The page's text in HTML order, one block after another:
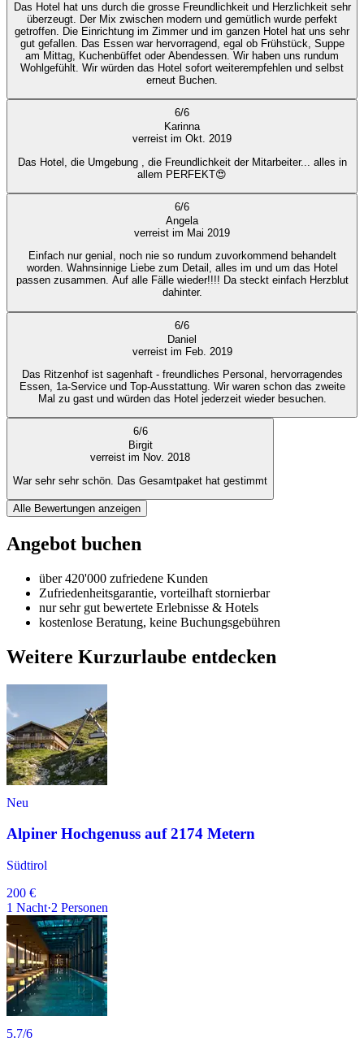
Das Hotel hat uns durch die grosse Freundlichkeit und Herzlichkeit sehr
überzeugt. Der Mix zwischen modern und gemütlich wurde perfekt
getroffen. Die Einrichtung im Zimmer und im ganzen Hotel hat uns sehr
gut gefallen. Das Essen war hervorragend, egal ob Frühstück, Suppe
am Mittag, Kuchenbüffet oder Abendessen. Wir haben uns rundum
Wohlgefühlt. Wir würden das Hotel sofort weiterempfehlen und selbst
erneut Buchen.
6/6
Karinna
verreist im Okt. 2019
Das Hotel, die Umgebung , die Freundlichkeit der Mitarbeiter... alles in
allem PERFEKT😍
6/6
Angela
verreist im Mai 2019
Einfach nur genial, noch nie so rundum zuvorkommend behandelt
worden. Wahnsinnige Liebe zum Detail, alles im und um das Hotel
passen zusammen. Auf alle Fälle wieder!!!! Da steckt einfach Herzblut
dahinter.
6/6
Daniel
verreist im Feb. 2019
Das Ritzenhof ist sagenhaft - freundliches Personal, hervorragendes
Essen, 1a-Service und Top-Ausstattung. Wir waren schon das zweite
Mal zu gast und würden das Hotel jederzeit wieder besuchen.
6/6
Birgit
verreist im Nov. 2018
War sehr sehr schön. Das Gesamtpaket hat gestimmt
Alle Bewertungen anzeigen
Angebot buchen
über 420'000 zufriedene Kunden
Zufriedenheitsgarantie, vorteilhaft stornierbar
nur sehr gut bewertete Erlebnisse & Hotels
kostenlose Beratung, keine Buchungsgebühren
Weitere Kurzurlaube entdecken
Neu
Alpiner Hochgenuss auf 2174 Metern
Südtirol
200 €
1 Nacht·2 Personen
5.7/6